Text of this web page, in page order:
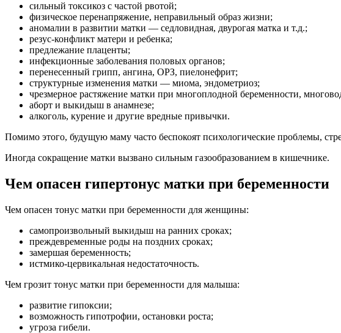
сильный токсикоз с частой рвотой;
физическое перенапряжение, неправильный образ жизни;
аномалии в развитии матки — седловидная, двурогая матка и т.д.;
резус-конфликт матери и ребенка;
предлежание плаценты;
инфекционные заболевания половых органов;
перенесенный грипп, ангина, ОРЗ, пиелонефрит;
структурные изменения матки — миома, эндометриоз;
чрезмерное растяжение матки при многоплодной беременности,
аборт и выкидыш в анамнезе;
алкоголь, курение и другие вредные привычки.
Помимо этого, будущую маму часто беспокоят психологические проблемы,
Иногда сокращение матки вызвано сильным газообразованием в кишечнике.
Чем опасен гипертонус матки при беременности
Чем опасен тонус матки при беременности для женщины:
самопроизвольный выкидыш на ранних сроках;
преждевременные роды на поздних сроках;
замершая беременность;
истмико-цервикальная недостаточность.
Чем грозит тонус матки при беременности для малыша:
развитие гипоксии;
возможность гипотрофии, остановки роста;
угроза гибели.